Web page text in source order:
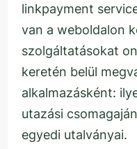
linkpayment
van a weboldalon
szolgáltatásokat
keretén belül
alkalmazásként:
utazási
egyedi utalványai.